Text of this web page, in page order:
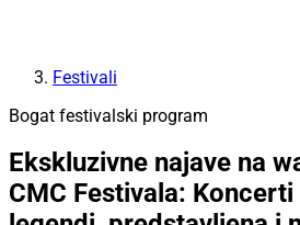
Festivali
Bogat festivalski program
Ekskluzivne najave na
CMC Festivala: